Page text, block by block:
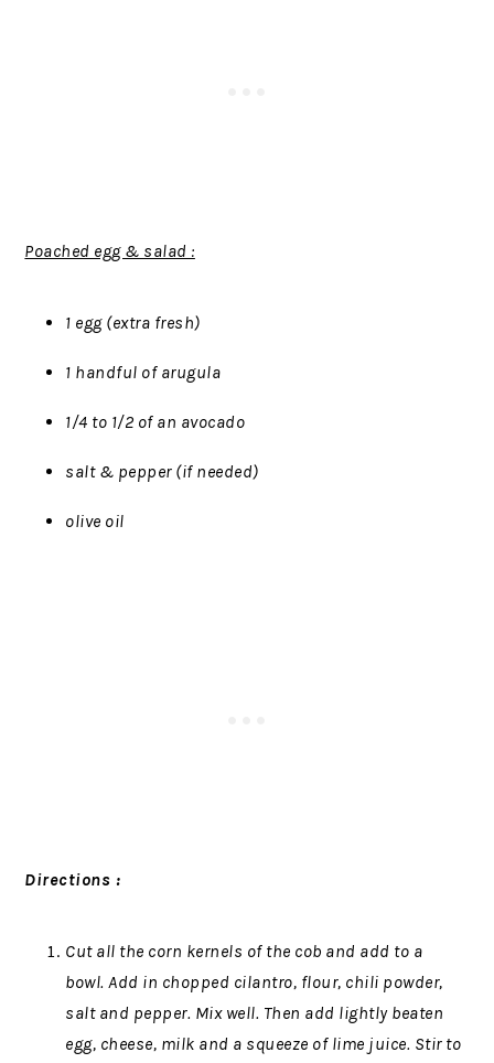
Poached egg & salad :
1 egg (extra fresh)
1 handful of arugula
1/4 to 1/2 of an avocado
salt & pepper (if needed)
olive oil
Directions :
Cut all the corn kernels of the cob and add to a
bowl. Add in chopped cilantro, flour, chili powder,
salt and pepper. Mix well. Then add lightly beaten
egg, cheese, milk and a squeeze of lime juice. Stir to